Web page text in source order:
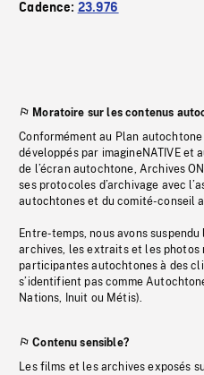
Cadence: 23.976
Moratoire sur les contenus
Conformément au Plan autochtone
développés par imagineNATIVE et
de l’écran autochtone, Archives
ses protocoles d’archivage avec
autochtones et du comité-conseil
Entre-temps, nous avons
archives, les extraits et les
participantes autochtones à des
s’identifient pas comme
Nations, Inuit ou Métis).
Contenu sensible?
Les films et les archives exposés